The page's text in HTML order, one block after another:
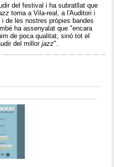
del festival i ha subratllat que
torna a Vila-real, a l'Auditori i
de les nostres pròpies bandes
ha assenyalat que "encara
de poca qualitat, sinó tot el
del millorjazz".